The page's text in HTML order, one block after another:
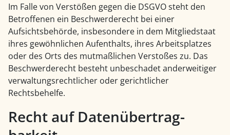
Im Falle von Verstößen gegen die DSGVO steht den
Betroffenen ein Beschwerderecht bei einer
Aufsichtsbehörde, insbesondere in dem Mitgliedstaat
ihres gewöhnlichen Aufenthalts, ihres Arbeitsplatzes
oder des Orts des mutmaßlichen Verstoßes zu. Das
Beschwerderecht besteht unbeschadet anderweitiger
verwaltungsrechtlicher oder gerichtlicher
Rechtsbehelfe.
Recht auf Daten­übertrag­